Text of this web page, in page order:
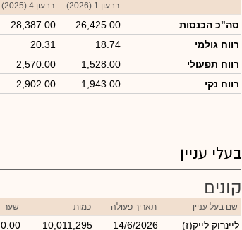
רבעון 1 (2026) רבעון 4 (2025)
סה"כ הכנסות 26,425.00
28,387.00
רווח גולמי
18.74
20.31
רווח תפעולי
1,528.00
2,570.00
רווח נקי
1,943.00
2,902.00
בעלי עניין
קונים
שם בעל עניין תאריך פעולה כמות שער
(ליינרוק לייק(ז 14/6/2026
10,011,295
0.00